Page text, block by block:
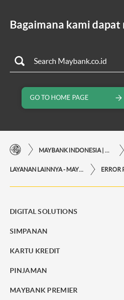
Bagaimana kami
GO TO HOME PAGE
ERROR
DIGITAL SOLUTIONS
SIMPANAN
KARTU KREDIT
PINJAMAN
MAYBANK PREMIER